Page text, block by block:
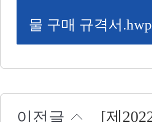
물 구매 규격서.hwp
이전글